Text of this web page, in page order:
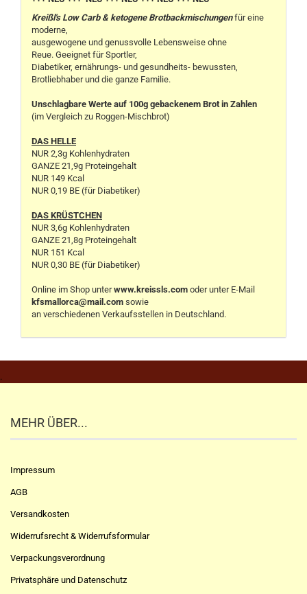
Kreißl's Low Carb & ketogene Brotbackmischungenfür eine
moderne,
ausgewogene und genussvolle Lebensweise ohne
Reue. Geeignet für Sportler,
Diabetiker, ernährungs- und gesundheits- bewussten,
Brotliebhaber und die ganze Familie.
Unschlagbare Werte auf 100g gebackenem Brot in Zahlen
(im Vergleich zu Roggen-Mischbrot)
DAS HELLE
NUR 2,3g Kohlenhydraten
GANZE 21,9g Proteingehalt
NUR 149 Kcal
NUR 0,19 BE (für Diabetiker)
DAS KRÜSTCHEN
NUR 3,6g Kohlenhydraten
GANZE 21,8g Proteingehalt
NUR 151 Kcal
NUR 0,30 BE (für Diabetiker)
Online im Shop unterwww.kreissls.com oder unter E-Mail
kfsmallorca@mail.com sowie
an verschiedenen Verkaufsstellen in Deutschland.
.
MEHR ÜBER...
Impressum
AGB
Versandkosten
Widerrufsrecht & Widerrufsformular
Verpackungsverordnung
Privatsphäre und Datenschutz